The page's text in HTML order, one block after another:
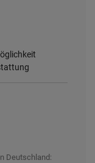
Deutschland: